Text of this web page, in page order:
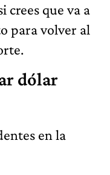
crees que va a
para volver al
dólar
en la